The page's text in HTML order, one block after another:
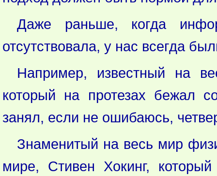
Даже раньше, когда
отсутствовала, у нас всегда
Например, известный на
который на протезах бежал
занял, если не ошибаюсь,
Знаменитый на весь мир
мире, Стивен Хокинг,